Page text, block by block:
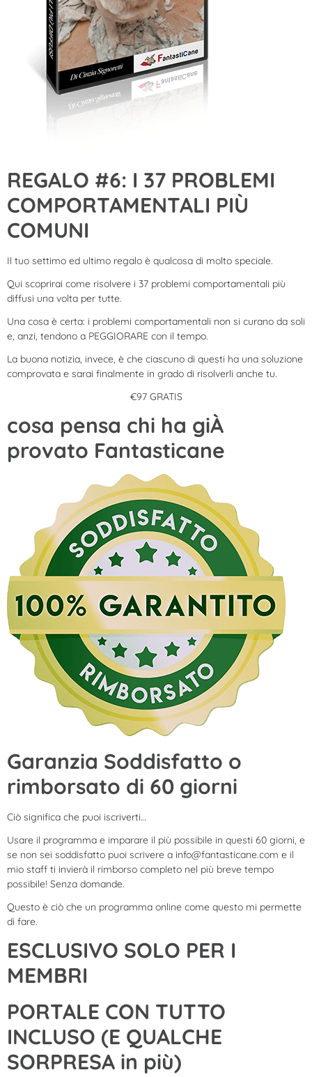
REGALO #6: I 37 PROBLEMI
COMPORTAMENTALI PIÙ
COMUNI
Il tuo settimo ed ultimo regalo è qualcosa di molto speciale.
Qui scoprirai come risolvere i 37 problemi comportamentali più
diffusi una volta per tutte.
Una cosa è certa: i problemi comportamentali non si curano da soli
e, anzi, tendono a PEGGIORARE con il tempo.
La buona notizia, invece, è che ciascuno di questi ha una soluzione
comprovata e sarai finalmente in grado di risolverli anche tu.
€97 GRATIS
cosa pensa chi ha giÀ
provato Fantasticane
Garanzia Soddisfatto o
rimborsato di 60 giorni
Ciò significa che puoi iscriverti…
Usare il programma e imparare il più possibile in questi 60 giorni, e
se non sei soddisfatto puoi scrivere a info@fantasticane.com e il
mio staff ti invierà il rimborso completo nel più breve tempo
possibile! Senza domande.
Questo è ciò che un programma online come questo mi permette
di fare.
ESCLUSIVO SOLO PER I
MEMBRI
PORTALE CON TUTTO
INCLUSO (E QUALCHE
SORPRESA in più)